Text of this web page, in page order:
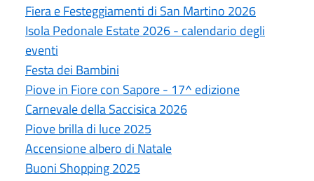
Fiera e Festeggiamenti di San Martino 2026
Isola Pedonale Estate 2026 - calendario degli
eventi
Festa dei Bambini
Piove in Fiore con Sapore - 17^ edizione
Carnevale della Saccisica 2026
Piove brilla di luce 2025
Accensione albero di Natale
Buoni Shopping 2025